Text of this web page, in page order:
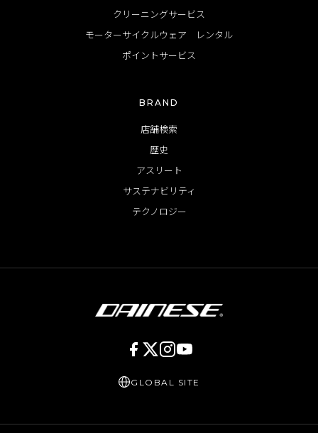
クリーニングサービス
モーターサイクルウェア レンタル
ポイントサービス
BRAND
店舗検索
歴史
アスリート
サステナビリティ
テクノロジー
GLOBAL SITE